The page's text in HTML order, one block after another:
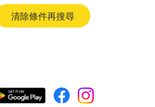
清除條件再搜尋